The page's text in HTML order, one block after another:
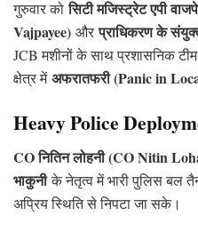
गुरुवार कोसिटी मजिस्ट्रेट एपी
Vajpayee) औरप्राधिकरण के
JCB मशीनों के साथ प्रशासनिक
क्षेत्र मेंअफरातफरी (Panic in
Heavy Police
CO नितिन लोहनी (CO Nitin
भाकुनीके नेतृत्व में भारी पुलिस बल
अप्रिय स्थिति से निपटा जा सके।